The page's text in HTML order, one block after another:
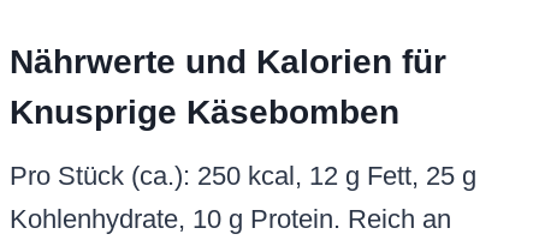
Nährwerte und Kalorien für
Knusprige Käsebomben
Pro Stück (ca.): 250 kcal, 12 g Fett, 25 g
Kohlenhydrate, 10 g Protein. Reich an